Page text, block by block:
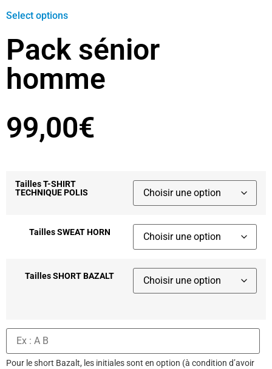
Select options
Pack sénior
homme
99,00€
Tailles T-SHIRT
TECHNIQUE POLIS
Tailles SWEAT HORN
Tailles SHORT BAZALT
Pour le short Bazalt, les initiales sont en option (à condition d’avoir